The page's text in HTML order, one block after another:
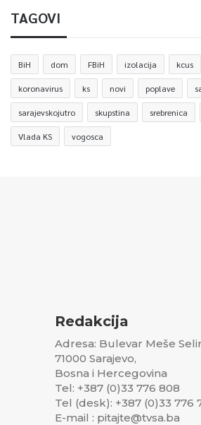
TAGOVI
BiH dom FBiH izolacija kcus
koronavirus ks novi poplave
sarajevskojutro skupstina srebrenica
Vlada KS vogosca
Redakcija
Adresa: Bulevar Meše
71000 Sarajevo,
Bosna i Hercegovina
Tel: +387 (0)33 776 808
Tel (desk): +387 (0)33 776
E-mail : pitajte@tvsa.ba